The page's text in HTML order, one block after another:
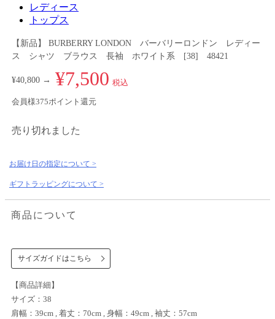
レディース
トップス
【新品】 BURBERRY LONDON バーバリーロンドン レディー
ス シャツ ブラウス 長袖 ホワイト系 [38] 48421
¥40,800 → ¥7,500 税込
会員様375ポイント還元
売り切れました
お届け日の指定について >
ギフトラッピングについて >
商品について
サイズガイドはこちら
【商品詳細】
サイズ：38
肩幅：39cm , 着丈：70cm , 身幅：49cm , 袖丈：57cm